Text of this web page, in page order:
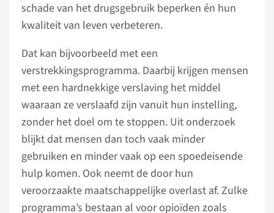
schade van het drugsgebruik beperken én hun
kwaliteit van leven verbeteren.
Dat kan bijvoorbeeld met een
verstrekkingsprogramma. Daarbij krijgen mensen
met een hardnekkige verslaving het middel
waaraan ze verslaafd zijn vanuit hun instelling,
zonder het doel om te stoppen. Uit onderzoek
blijkt dat mensen dan toch vaak minder
gebruiken en minder vaak op een spoedeisende
hulp komen. Ook neemt de door hun
veroorzaakte maatschappelijke overlast af. Zulke
programma’s bestaan al voor opioïden zoals